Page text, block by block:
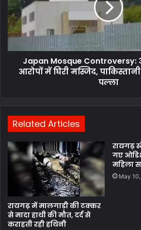
निर्माण
के
आरोपों
में
घिरी
मस्जिद,
पाकिस्तानी
Japan Mosque Controversy:
आरोपों में घिरी मस्जिद,
पल्ला
Related Articles
रायगढ़ में मालगाड़ी की टक्कर
से मादा हाथी की मौत, दर्द से
कराहती रही हथिनी
रायगढ़
गए
महिला
May